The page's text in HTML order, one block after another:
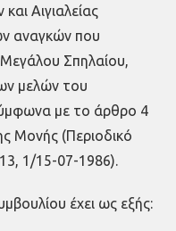
Αιγιαλείας
αναγκών που
Σπηλαίου,
μελών του
με το άρθρο 4
Μονής (Περιοδικό
1/15-07-1986).
έχει ως εξής: